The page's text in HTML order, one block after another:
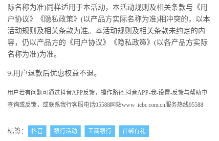
际名称为准)同样适用于本活动，本活动规则及相关条款与《用
户协议》《隐私政策》(以产品方实际名称为准)相冲突的，以本
活动规则及相关条款为准。本活动规则及相关条款未约定的内
容，仍以产品方的《用户协议》《隐私政策》(以各产品方实际
名称为准)为准。
9.用户退款后优惠权益不退。
用户若有问题可通过抖音APP反馈，操作路径:抖音APP-我-设置-反馈与帮助中
查询或反馈，或联系我行客服电话95588网站www .icbc.com.cn服务热线95588
标签： 抖音 银行活动 工商银行 首绑有礼